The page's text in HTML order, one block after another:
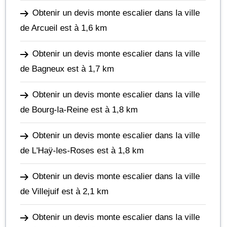
Obtenir un devis monte escalier dans la ville
de Arcueil est à 1,6 km
Obtenir un devis monte escalier dans la ville
de Bagneux est à 1,7 km
Obtenir un devis monte escalier dans la ville
de Bourg-la-Reine est à 1,8 km
Obtenir un devis monte escalier dans la ville
de L'Haÿ-les-Roses est à 1,8 km
Obtenir un devis monte escalier dans la ville
de Villejuif est à 2,1 km
Obtenir un devis monte escalier dans la ville